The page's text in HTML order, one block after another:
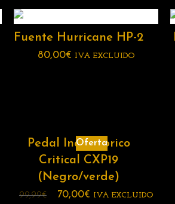
Fuente Hurricane HP-2
80,00€ IVA EXCLUIDO
Oferta
Pedal Inalámbrico
Critical CXP19
(Negro/verde)
99,99€ 70,00€ IVA EXCLUIDO